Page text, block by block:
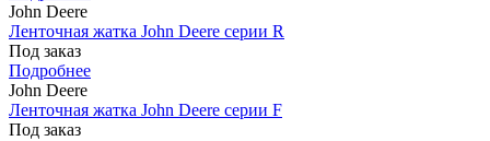
John Deere
Ленточная жатка John Deere серии R
Под заказ
Подробнее
John Deere
Ленточная жатка John Deere серии F
Под заказ